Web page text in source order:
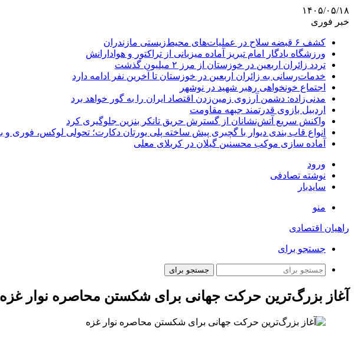
۱۴۰۵/۰۵/۱۸
خبر فوری
کشف ۶ قبضه سلاح در عملیات‌های محیط‌زیستی مازندران
ورزشگاه یادگار امام تبریز آماده میزبانی از تراکتور و هوادارانش
تردد زائران اربعین در خوزستان از مرز ۲ میلیون گذشت
خدمات‌رسانی به زائران اربعین در خوزستان تا آخرین نفر ادامه دارد
اجتماع خونخواهی رهبر شهید در نوشهر
مدنی‌زاده: دشمن آرزوی زمین‌زدن اقتصاد ایران را به گور خواهد برد
اردبیل بازوی قدرتمند جبهه مقاومت
واکنش سریع آتش‌نشانان از گسترش حریق تانکر بنزین جلوگیری کرد
انواع قاب بندی دیوار با گچبری پیش ساخته پلی یورتان دکارت؛ تحولی لوکس، فوری
آماده سازی موکب محسنین گیلان در کربلای معلی
ورود
نوشته تصادفی
سایدبار
منو
راهیان اقتصادی
جستجو برای
جستجو برای
آغاز بزرگ‌ترین حرکت جهانی برای شکستن محاصره نوار غزه